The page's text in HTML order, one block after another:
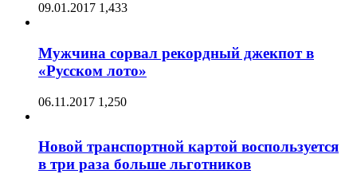
09.01.2017 1,433
Мужчина сорвал рекордный джекпот в
«Русском лото»
06.11.2017 1,250
Новой транспортной картой воспользуется
в три раза больше льготников